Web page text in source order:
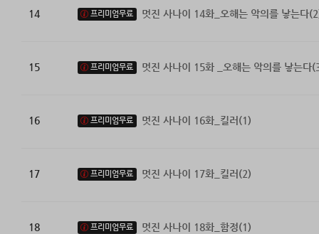
14 프리미엄무료 멋진 사나이 14화_오해는 악의를 낳는다
15 프리미엄무료 멋진 사나이 15화 _오해는 악의를 낳는다
16 프리미엄무료 멋진 사나이 16화_킬러(1)
17 프리미엄무료 멋진 사나이 17화_킬러(2)
18 프리미엄무료 멋진 사나이 18화_함정(1)